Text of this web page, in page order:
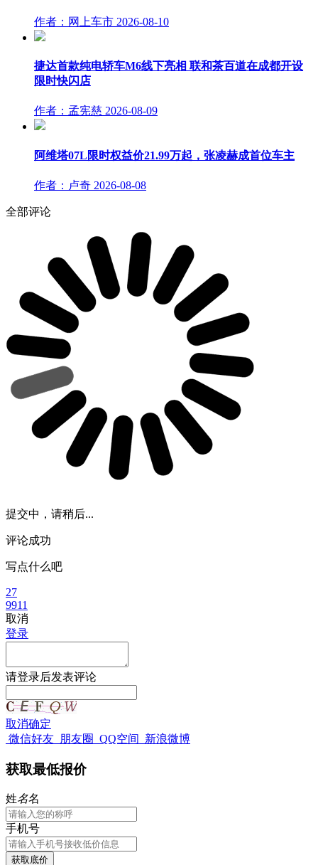
作者：网上车市 2026-08-10
捷达首款纯电轿车M6线下亮相 联和茶百道在成都开设
限时快闪店
作者：孟宪慈 2026-08-09
阿维塔07L限时权益价21.99万起，张凌赫成首位车主
作者：卢奇 2026-08-08
全部评论
提交中，请稍后...
评论成功
写点什么吧
27
9911
取消
登录
请登录后发表评论
取消确定
微信好友 朋友圈 QQ空间 新浪微博
获取最低报价
姓名名
手机号
获取底价